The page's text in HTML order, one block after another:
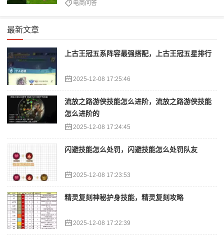
电商问答
最新文章
上古王冠五系阵容最强搭配，上古王冠五星排行
2025-12-08 17:25:46
流放之路游侠技能怎么进阶，流放之路游侠技能
怎么进阶的
2025-12-08 17:24:45
闪避技能怎么处罚，闪避技能怎么处罚队友
2025-12-08 17:23:53
精灵复刻神秘护身技能，精灵复刻攻略
2025-12-08 17:22:39